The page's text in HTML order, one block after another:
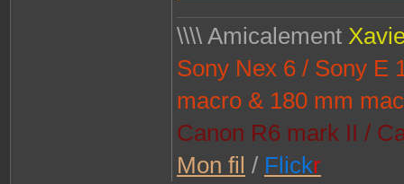
\\\\ Amicalement
Sony Nex 6 / Sony E
macro & 180 mm
Canon R6 mark II /
Mon fil / Flickr